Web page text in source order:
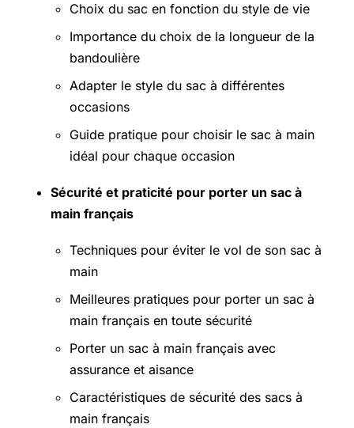
Choix du sac en fonction du style de vie
Importance du choix de la longueur de la
bandoulière
Adapter le style du sac à différentes
occasions
Guide pratique pour choisir le sac à main
idéal pour chaque occasion
Sécurité et praticité pour porter un sac à
main français
Techniques pour éviter le vol de son sac à
main
Meilleures pratiques pour porter un sac à
main français en toute sécurité
Porter un sac à main français avec
assurance et aisance
Caractéristiques de sécurité des sacs à
main français